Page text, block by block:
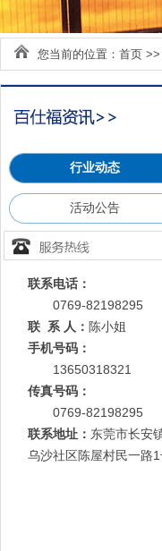
您当前的位置： 首页 >>
行业动态
活动公告
联系电话：
0769-82198295
联 系 人： 陈小姐
手机号码：
13650318321
传真号码：
0769-82198295
联系地址： 东莞市长安
乌沙社区陈屋村民一路